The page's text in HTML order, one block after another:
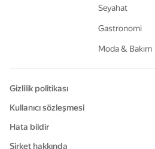
Seyahat
Gastronomi
Moda & Bakım
Gizlilik politikası
Kullanıcı sözleşmesi
Hata bildir
Şirket hakkında